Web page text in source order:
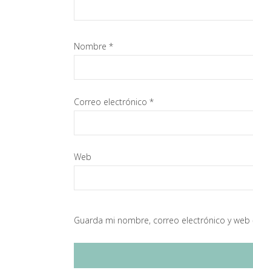
Nombre *
Correo electrónico *
Web
Guarda mi nombre, correo electrónico y